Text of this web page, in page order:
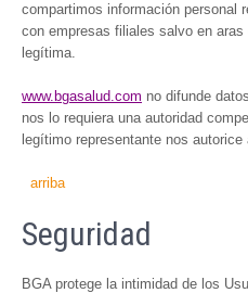
compartimos información personal
con empresas filiales salvo en
legítima.
www.bgasalud.com no difunde
nos lo requiera una autoridad
legítimo representante nos autorice
arriba
Seguridad
BGA protege la intimidad de los